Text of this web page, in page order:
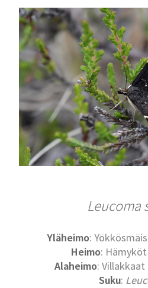
Leucoma
Yläheimo:
Heimo:
Alaheimo:
Suku: